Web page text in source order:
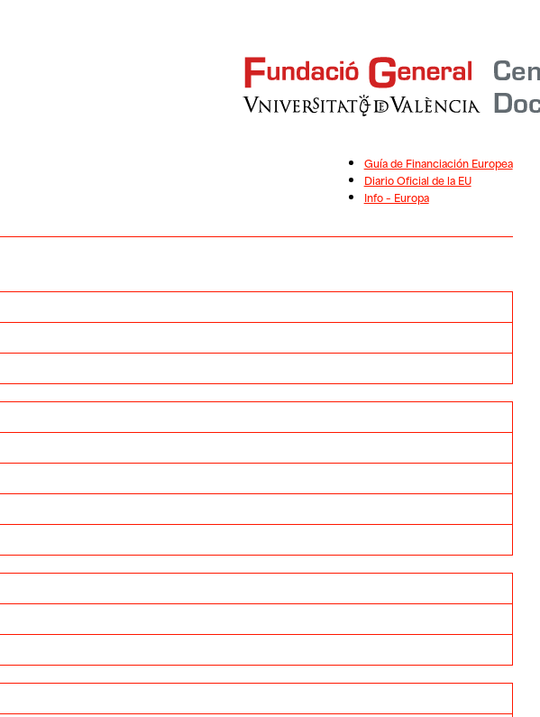
Guía de Financiación Europea
Diario Oficial de la EU
Info – Europa